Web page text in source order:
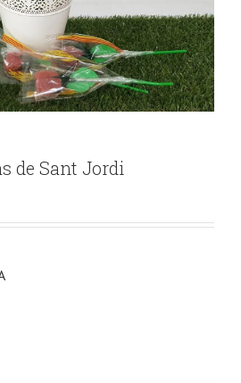
de Sant Jordi